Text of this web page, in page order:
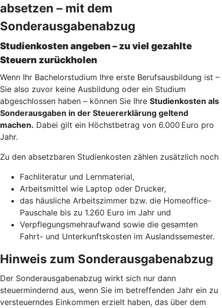
absetzen – mit dem
Sonderausgabenabzug
Studienkosten angeben – zu viel gezahlte
Steuern zurückholen
Wenn Ihr Bachelorstudium Ihre erste Berufsausbildung ist –
Sie also zuvor keine Ausbildung oder ein Studium
abgeschlossen haben – können Sie Ihre Studienkosten als
Sonderausgaben in der Steuererklärung geltend
machen. Dabei gilt ein Höchstbetrag von 6.000 Euro pro
Jahr.
Zu den absetzbaren Studienkosten zählen zusätzlich noch
Fachliteratur und Lernmaterial,
Arbeitsmittel wie Laptop oder Drucker,
das häusliche Arbeitszimmer bzw. die Homeoffice-
Pauschale bis zu 1.260 Euro im Jahr und
Verpflegungsmehraufwand sowie die gesamten
Fahrt- und Unterkunftskosten im Auslandssemester.
Hinweis zum Sonderausgabenabzug
Der Sonderausgabenabzug wirkt sich nur dann
steuermindernd aus, wenn Sie im betreffenden Jahr ein zu
versteuerndes Einkommen erzielt haben, das über dem